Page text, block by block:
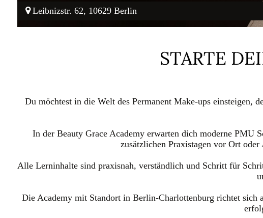
Leibnizstr. 62, 10629 Berlin
STARTE
Du möchtest in die Welt des Permanent Make-ups einsteigen,
In der Beauty Grace Academy erwarten dich moderne PMU
zusätzlichen Praxistagen vor Ort
Alle Lerninhalte sind praxisnah, verständlich und Schritt für
Die Academy mit Standort in Berlin-Charlottenburg richtet